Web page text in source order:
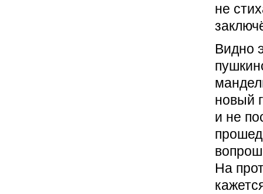
не
Видно
новый
и не
На